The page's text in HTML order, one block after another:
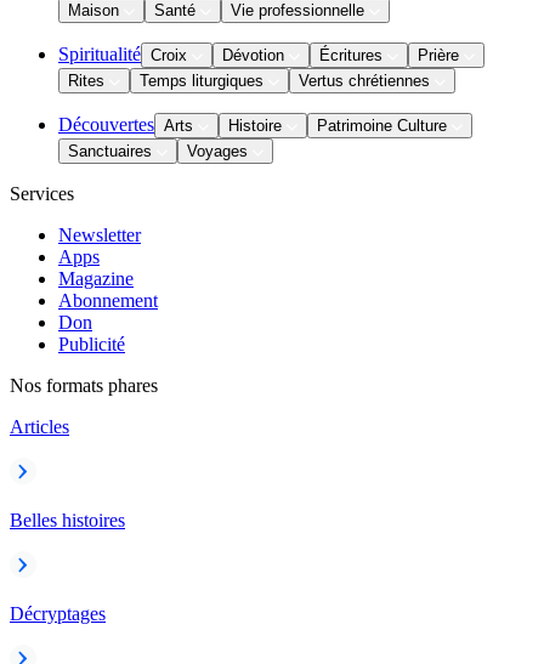
Maison
Santé Vie professionnelle
Spiritualité Croix Dévotion Écritures
Prière
Rites
Temps liturgiques Vertus chrétiennes
Découvertes Arts Histoire
Patrimoine Culture
Sanctuaires
Voyages
Services
Newsletter
Apps
Magazine
Abonnement
Don
Publicité
Nos formats phares
Articles
Belles histoires
Décryptages